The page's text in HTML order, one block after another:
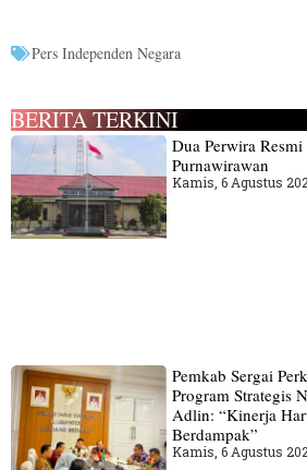
Pers Independen Negara
BERITA TERKINI
Dua Perwira
Purnawirawan
Kamis, 6 Agustus
Pemkab Sergai
Program Strategis
Adlin: “Kinerja
Berdampak”
Kamis, 6 Agustus